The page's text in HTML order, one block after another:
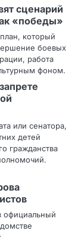
сценарий
«победы»
который
боевых
работа
фоном.
или сенатора,
детей
гражданства
официальный